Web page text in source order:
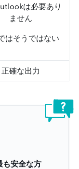
は必要あり
ません
はそうではない
正確な出力
安全な方